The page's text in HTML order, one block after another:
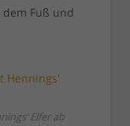
Fuß und
Elfer ab